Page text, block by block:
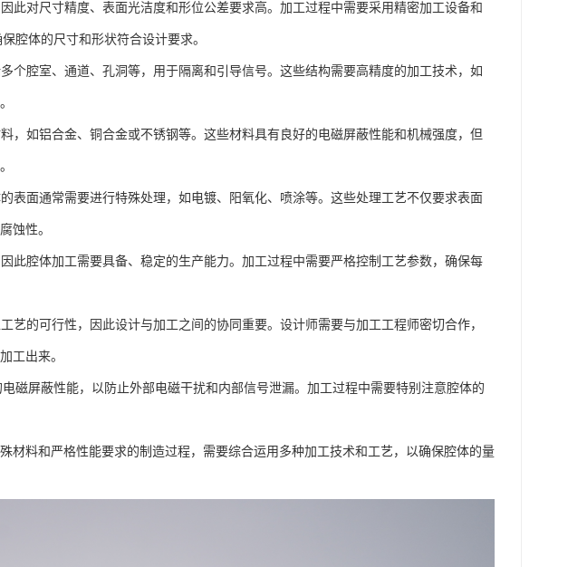
此对尺寸精度、表面光洁度和形位公差要求高。加工过程中需要采用精密加工设备和
腔体的尺寸和形状符合设计要求。
腔室、通道、孔洞等，用于隔离和引导信号。这些结构需要高精度的加工技术，如
如铝合金、铜合金或不锈钢等。这些材料具有良好的电磁屏蔽性能和机械强度，但
面通常需要进行特殊处理，如电镀、阳氧化、喷涂等。这些处理工艺不仅要求表面
蚀性。
此腔体加工需要具备、稳定的生产能力。加工过程中需要严格控制工艺参数，确保每
的可行性，因此设计与加工之间的协同重要。设计师需要与加工工程师密切合作，
工出来。
磁屏蔽性能，以防止外部电磁干扰和内部信号泄漏。加工过程中需要特别注意腔体的
材料和严格性能要求的制造过程，需要综合运用多种加工技术和工艺，以确保腔体的量